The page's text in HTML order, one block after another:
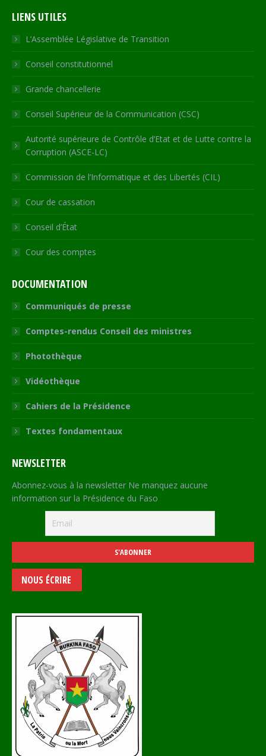
opens
in
new
window
opens
in
new
window
opens
in
new
window
in
new
window
opens
in
new
LIENS UTILES
L’Assemblée Législative de Transition
Conseil constitutionnel
Grande chancellerie
Conseil Supérieur de la Communication (CSC)
Autorité supérieure de Contrôle d’Etat et de Lutte contre la
Corruption (ASCE-LC)
Commission de l’Informatique et des Libertés (CIL)
Cour de cassation
Conseil d’État
Cour des comptes
DOCUMENTATION
Communiqués de presse
Comptes-rendus Conseil des ministres
Photothèque
Vidéothèque
Cahiers de la Présidence
Textes fondamentaux
NEWSLETTER
Abonnez-vous à la newsletter Ne manquez aucune
information sur la Présidence du Faso
NOUS ÉCRIRE